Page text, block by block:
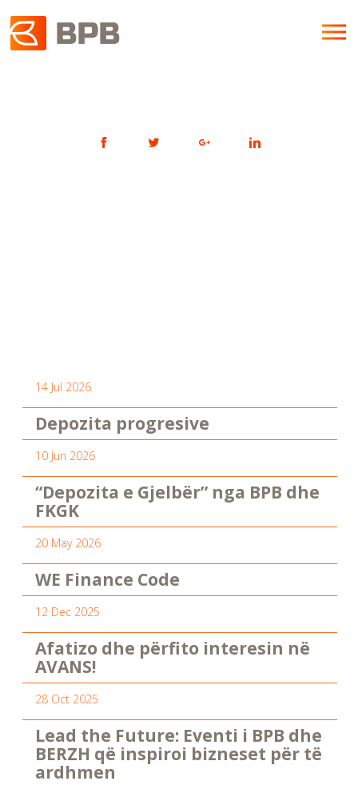
14 Jul 2026
Depozita progresive
10 Jun 2026
“Depozita e Gjelbër” nga BPB dhe
FKGK
20 May 2026
WE Finance Code
12 Dec 2025
Afatizo dhe përfito interesin në
AVANS!
28 Oct 2025
Lead the Future: Eventi i BPB dhe
BERZH që inspiroi bizneset për të
ardhmen